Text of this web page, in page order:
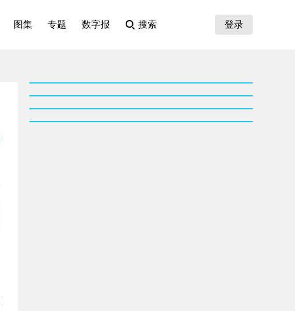
图集 专题 数字报 搜索 登录